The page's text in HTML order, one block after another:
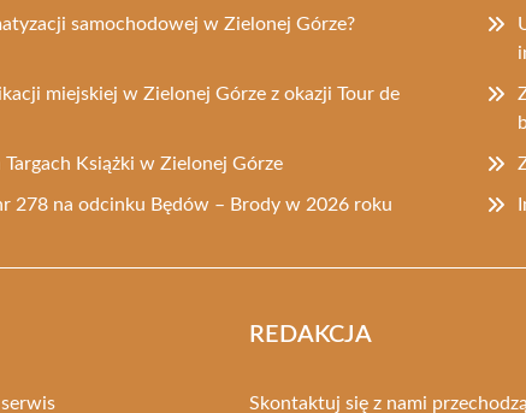
samochodowej w Zielonej Górze?
miejskiej w Zielonej Górze z okazji Tour de
Książki w Zielonej Górze
278 na odcinku Będów – Brody w 2026 roku
REDAKCJA
Skontaktuj się z nami